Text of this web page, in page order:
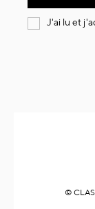
an:
J'ai lu et
©